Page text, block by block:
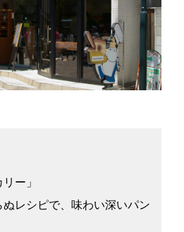
ー」
レシピで、味わい深いパン